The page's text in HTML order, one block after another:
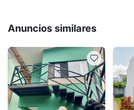
Anuncios similares